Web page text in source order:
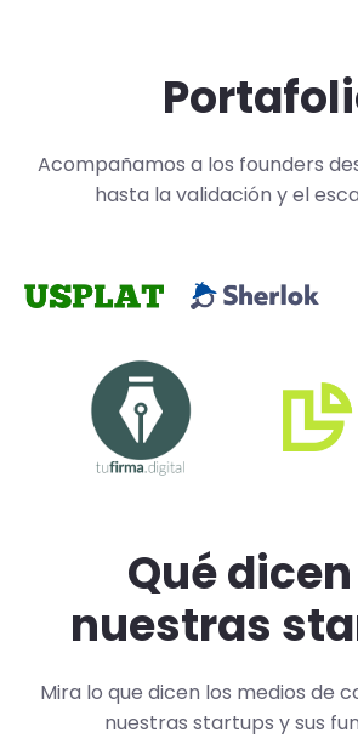
Acompañamos a los founders
hasta la validación y el
Qué
nuestras
Mira lo que dicen los medios de
nuestras startups y sus